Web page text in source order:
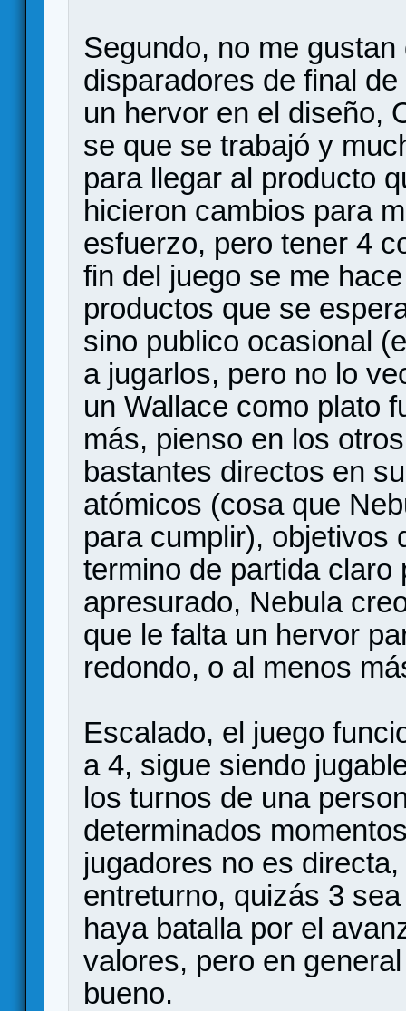
Segundo, no me
disparadores de final
un hervor en el diseño,
se que se trabajó y
para llegar al producto
hicieron cambios para
esfuerzo, pero tener 4
fin del juego se me
productos que se
sino publico ocasional
a jugarlos, pero no lo
un Wallace como plato
más, pienso en los
bastantes directos en
atómicos (cosa que
para cumplir), objetivos
termino de partida
apresurado, Nebula
que le falta un hervor
redondo, o al menos
Escalado, el juego
a 4, sigue siendo
los turnos de una
determinados
jugadores no es
entreturno, quizás 3
haya batalla por el
valores, pero en
bueno.